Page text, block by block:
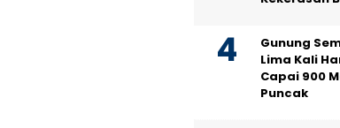
Gunung
Lima Kali
Capai 900
Puncak